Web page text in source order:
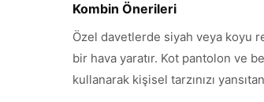
Kombin Önerileri
Özel davetlerde siyah veya koyu
bir hava yaratır. Kot pantolon ve
kullanarak kişisel tarzınızı